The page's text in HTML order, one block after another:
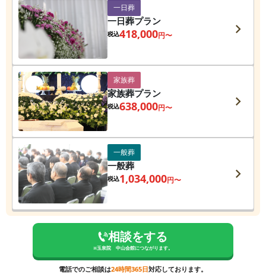
一日葬
一日葬プラン
税込418,000円〜
家族葬
家族葬プラン
税込638,000円〜
一般葬
一般葬
税込1,034,000円〜
相談をする
※玉泉院 中山会館につながります。
電話でのご相談は24時間365日対応しております。